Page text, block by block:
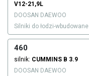
V12-21,9L
DOOSAN DAEWOO
Silniki do łodzi-wbudowane
460
silnik: CUMMINS B 3.9
DOOSAN DAEWOO